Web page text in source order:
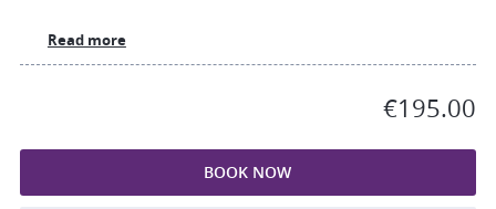
Read more
€195.00
BOOK NOW